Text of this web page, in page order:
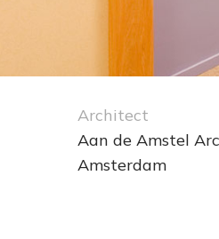
Architect
Aan de Amstel
Amsterdam